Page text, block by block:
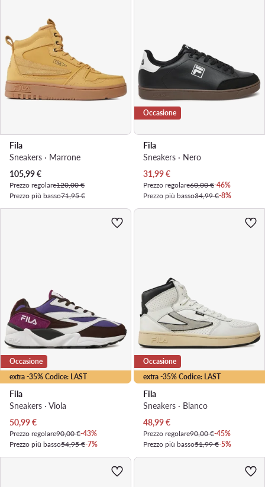
Fila
Sneakers · Marrone
Prezzo attuale
105,99€
Prezzo regolare120,00 €
Prezzo più basso71,95 €
Occasione
Fila
Sneakers · Nero
Prezzo attuale
31,99€
Prezzo regolare60,00 €-46%
Prezzo più basso34,99 €-8%
extra -35% Codice: LAST
Occasione
Fila
Sneakers · Viola
Prezzo attuale
50,99€
Prezzo regolare90,00 €-43%
Prezzo più basso54,95 €-7%
extra -35% Codice: LAST
Occasione
Fila
Sneakers · Bianco
Prezzo attuale
48,99€
Prezzo regolare90,00 €-45%
Prezzo più basso51,99 €-5%